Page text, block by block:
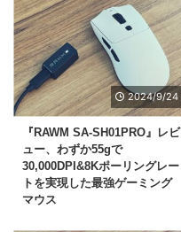
2024/9/24
『RAWM SA-SH01PRO』レビ
ュー、わずか55gで
30,000DPI&8Kポーリングレー
トを実現した最強ゲーミング
マウス